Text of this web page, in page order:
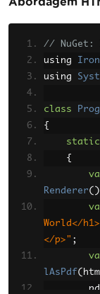
// NuGet:
using
using
class
{
static
{
Renderer
World</
</p>" ;
lAsPdf(